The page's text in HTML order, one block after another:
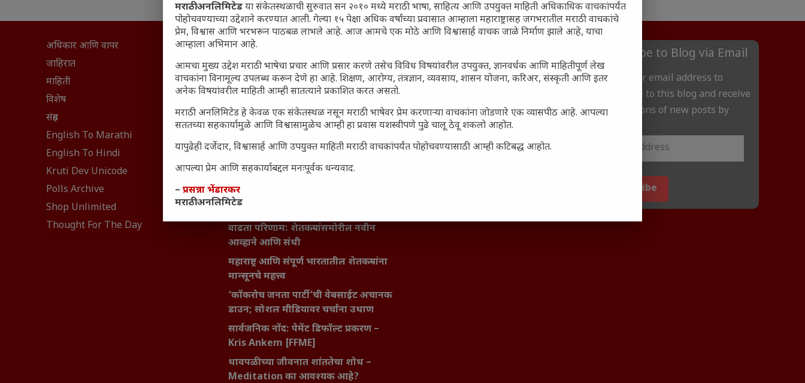
अधिकार आणि वापर
जाहिरात
माहिती
विशेष
संग्रह
English To Marathi
English To Hindi
Kruti Dev Unicode
Polls Archive
Shop Unlimited
Thought For The Day
सामान्य आजारांवर गावठी उपाय – घरच्या
घरी मिळवा प्राथमिक आराम
आजच्या युगातील तरुण पिढी कुठे हरवली?
महाराष्ट्रातील किल्ल्यांचे महत्त्व : स्वराज्याच्या
वैभवशाली इतिहासाचे साक्षीदार
₹370 ची बिर्याणी” आणि हरवत चाललेली
संवेदनशीलता : आजच्या तरुणांच्या मनात
नेमकं काय चाललंय?
बदलण्याची शक्ती
वाढता परिणाम: शेतकऱ्यांसमोरील नवीन
आव्हाने आणि संधी
महाराष्ट्र आणि संपूर्ण भारतातील शेतकऱ्यांना
मान्सूनचे महत्त्व
‘कॉकरोच जनता पार्टी’ची वेबसाईट अचानक
डाउन; सोशल मीडियावर चर्चांना उधाण
सार्वजनिक नोंद: पेमेंट डिफॉल्ट प्रकरण –
Kris Ankem [FFME]
धावपळीच्या जीवनात शांततेचा शोध –
Meditation का आवश्यक आहे?
Subscribe to Blog via Email
Enter your email address to
subscribe to this blog and receive
notifications of new posts by
Subscribe
मराठी अनलिमिटेडया संकेतस्थळाची सुरुवात सन २०१० मध्ये मराठी भाषा, साहित्य आणि उपयुक्त माहिती अधिकाधिक वाचकांपर्यंत
पोहोचवण्याच्या उद्देशाने करण्यात आली. गेल्या १५ पेक्षा अधिक वर्षांच्या प्रवासात आम्हाला महाराष्ट्रासह जगभरातील मराठी वाचकांचे
प्रेम, विश्वास आणि भरभरून पाठबळ लाभले आहे. आज आमचे एक मोठे आणि विश्वासार्ह वाचक जाळे निर्माण झाले आहे, याचा
आम्हाला अभिमान आहे.
आमचा मुख्य उद्देश मराठी भाषेचा प्रचार आणि प्रसार करणे तसेच विविध विषयांवरील उपयुक्त, ज्ञानवर्धक आणि माहितीपूर्ण लेख
वाचकांना विनामूल्य उपलब्ध करून देणे हा आहे. शिक्षण, आरोग्य, तंत्रज्ञान, व्यवसाय, शासन योजना, करिअर, संस्कृती आणि इतर
अनेक विषयांवरील माहिती आम्ही सातत्याने प्रकाशित करत असतो.
मराठी अनलिमिटेड हे केवळ एक संकेतस्थळ नसून मराठी भाषेवर प्रेम करणाऱ्या वाचकांना जोडणारे एक व्यासपीठ आहे. आपल्या
सततच्या सहकार्यामुळे आणि विश्वासामुळेच आम्ही हा प्रवास यशस्वीपणे पुढे चालू ठेवू शकलो आहोत.
यापुढेही दर्जेदार, विश्वासार्ह आणि उपयुक्त माहिती मराठी वाचकांपर्यंत पोहोचवण्यासाठी आम्ही कटिबद्ध आहोत.
आपल्या प्रेम आणि सहकार्याबद्दल मनःपूर्वक धन्यवाद.
– प्रसन्ना भेंडारकर
मराठी अनलिमिटेड